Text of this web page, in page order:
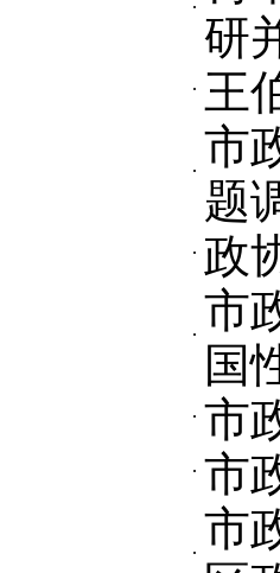
研
王
市
题
政
市
国
市
市
市